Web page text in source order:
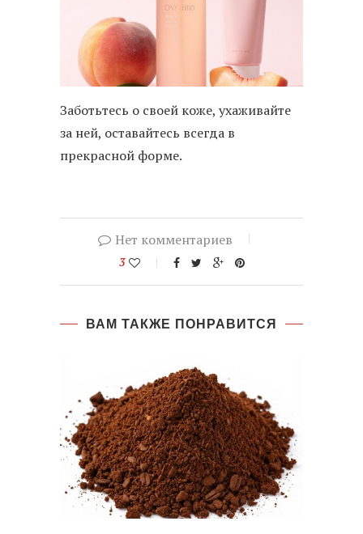
Заботьтесь о своей коже, ухаживайте
за ней, оставайтесь всегда в
прекрасной форме.
Нет комментариев
3
ВАМ ТАКЖЕ ПОНРАВИТСЯ